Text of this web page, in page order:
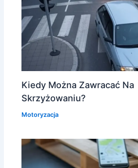
Kiedy Można Zawracać Na
Skrzyżowaniu?
Motoryzacja